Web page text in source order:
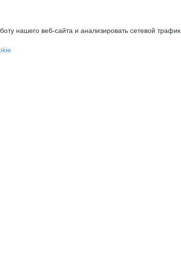
нашего веб-сайта и анализировать сетевой трафик.